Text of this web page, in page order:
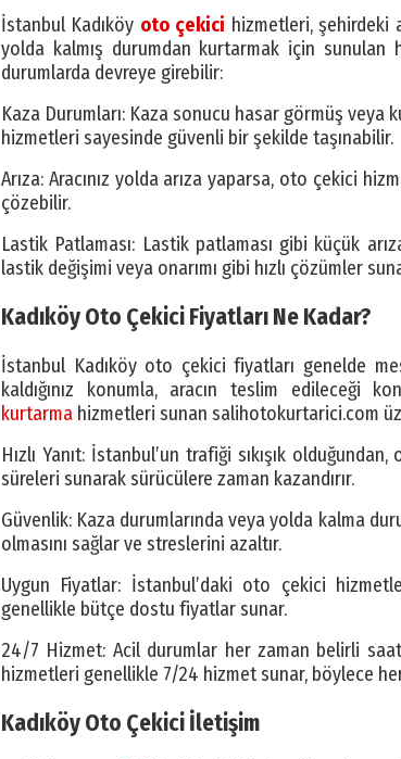
İstanbul Kadıköy oto çekici hizmetleri, şehirdeki
yolda kalmış durumdan kurtarmak için
durumlarda devreye girebilir:
Kaza Durumları: Kaza sonucu hasar görmüş veya
hizmetleri sayesinde güvenli bir şekilde taşınabilir.
Arıza: Aracınız yolda arıza yaparsa, oto çekici
çözebilir.
Lastik Patlaması: Lastik patlaması gibi küçük
lastik değişimi veya onarımı gibi hızlı çözümler
Kadıköy Oto Çekici Fiyatları Ne Kadar?
İstanbul Kadıköy oto çekici fiyatları genelde
kaldığınız konumla, aracın teslim edileceği
kurtarma hizmetleri sunan salihotokurtarici.com
Hızlı Yanıt: İstanbul’un trafiği sıkışık
süreleri sunarak sürücülere zaman kazandırır.
Güvenlik: Kaza durumlarında veya yolda kalma
olmasını sağlar ve streslerini azaltır.
Uygun Fiyatlar: İstanbul’daki oto çekici
genellikle bütçe dostu fiyatlar sunar.
24/7 Hizmet: Acil durumlar her zaman belirli
hizmetleri genellikle 7/24 hizmet sunar, böylece
Kadıköy Oto Çekici İletişim